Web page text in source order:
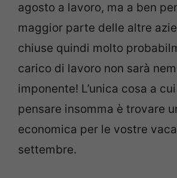
agosto a lavoro, ma a ben
maggior parte delle altre
chiuse quindi molto
carico di lavoro non sarà
imponente! L’unica cosa a
pensare insomma è trovare
economica per le vostre
settembre.